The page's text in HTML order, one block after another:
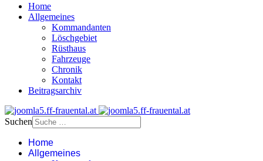
Home
Allgemeines
Kommandanten
Löschgebiet
Rüsthaus
Fahrzeuge
Chronik
Kontakt
Beitragsarchiv
Suchen
Home
Allgemeines